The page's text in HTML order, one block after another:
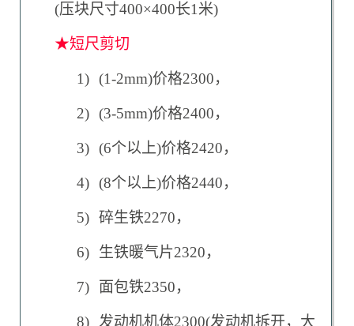
(压块尺寸400×400长1米)
★短尺剪切
1) (1-2mm)价格2300，
2) (3-5mm)价格2400，
3) (6个以上)价格2420，
4) (8个以上)价格2440，
5) 碎生铁2270，
6) 生铁暖气片2320，
7) 面包铁2350，
8)
发动机机体2300(发动机拆开，大